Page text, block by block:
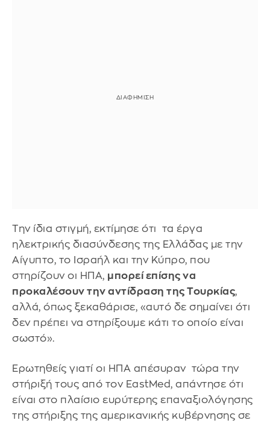
Την ίδια στιγμή, εκτίμησε ότι τα έργα
ηλεκτρικής διασύνδεσης της Ελλάδας με την
Αίγυπτο, το Ισραήλ και την Κύπρο, που
στηρίζουν οι ΗΠΑ, μπορεί επίσης να
προκαλέσουν την αντίδραση της Τουρκίας,
αλλά, όπως ξεκαθάρισε, «αυτό δε σημαίνει ότι
δεν πρέπει να στηρίξουμε κάτι το οποίο είναι
σωστό».
Ερωτηθείς γιατί οι ΗΠΑ απέσυραν τώρα την
στήριξή τους από τον EastMed, απάντησε ότι
είναι στο πλαίσιο ευρύτερης επαναξιολόγησης
της στήριξης της αμερικανικής κυβέρνησης σε